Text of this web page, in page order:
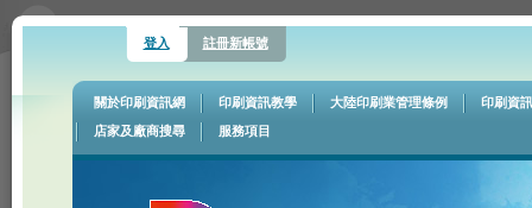
登入 註冊新帳號
關於印刷資訊網 印刷資訊教學 大陸印刷業管理條例
印刷資
店家及廠商搜尋
服務項目